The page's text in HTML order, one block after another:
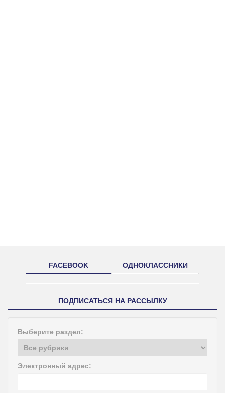
FACEBOOK ОДНОКЛАССНИКИ
ПОДПИСАТЬСЯ НА РАССЫЛКУ
Выберите раздел:
Электронный адрес: